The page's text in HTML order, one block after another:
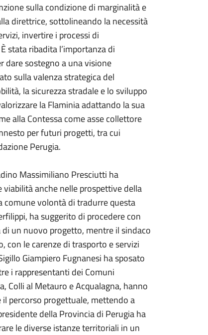
sulla condizione di marginalità e
direttrice, sottolineando la necessità
invertire i processi di
stata ribadita l’importanza di
dare sostegno a una visione
sulla valenza strategica del
la sicurezza stradale e lo sviluppo
la Flaminia adattando la sua
alla Contessa come asse collettore
per futuri progetti, tra cui
Perugia.
Massimiliano Presciutti ha
anche nelle prospettive della
comune volontà di tradurre questa
ha suggerito di procedere con
un nuovo progetto, mentre il sindaco
con le carenze di trasporto e servizi
Giampiero Fugnanesi ha sposato
i rappresentanti dei Comuni
Colli al Metauro e Acqualagna, hanno
percorso progettuale, mettendo a
della Provincia di Perugia ha
le diverse istanze territoriali in un